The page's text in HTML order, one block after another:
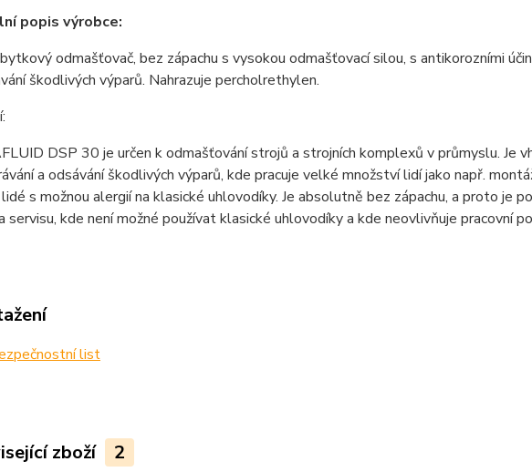
popis výrobce:
odmašťovač, bez zápachu s vysokou odmašťovací silou, s antikorozními
škodlivých výparů. Nahrazuje percholrethylen.
DSP 30 je určen k odmašťování strojů a strojních komplexů v průmyslu. Je
a odsávání škodlivých výparů, kde pracuje velké množství lidí jako např.
lidé s možnou alergií na klasické uhlovodíky. Je absolutně bez zápachu, a proto je
servisu, kde není možné používat klasické uhlovodíky a kde neovlivňuje pracovní
list
zboží 2